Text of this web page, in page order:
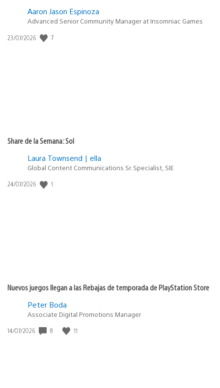
Aaron Jason Espinoza
Advanced Senior Community Manager at Insomniac Games
Fecha
23/07/2026 7
Share de la Semana: Sol
Laura Townsend | ella
Global Content Communications Sr. Specialist, SIE
Fecha
24/07/2026 1
Nuevos juegos llegan a las Rebajas de temporada de PlayStation Store
Peter Boda
Associate Digital Promotions Manager
Fecha
14/07/2026 8 11